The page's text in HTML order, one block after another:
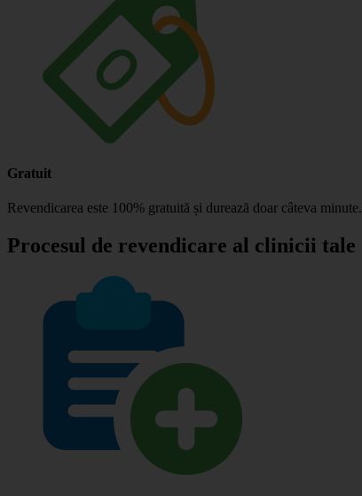
Gratuit
Revendicarea este 100% gratuită și durează doar câteva minute.
Procesul de revendicare al clinicii tale